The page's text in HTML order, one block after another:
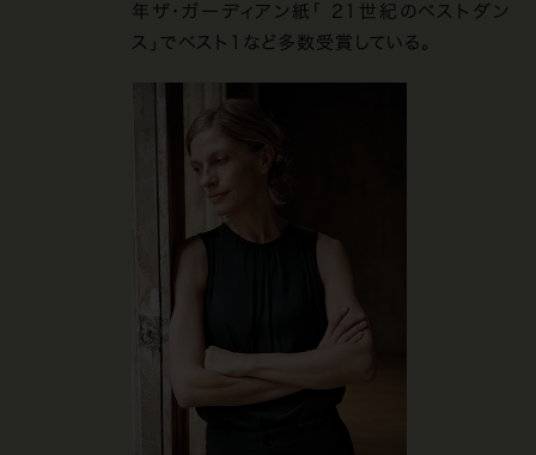
年ザ・ガーディアン紙「 21世紀のベストダン
ス」でベスト1など多数受賞している。